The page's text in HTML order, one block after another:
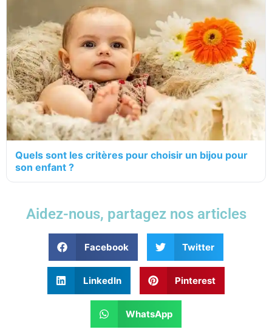
Quels sont les critères pour choisir un bijou pour
son enfant ?
Aidez-nous, partagez nos articles
Facebook Twitter
LinkedIn Pinterest
WhatsApp